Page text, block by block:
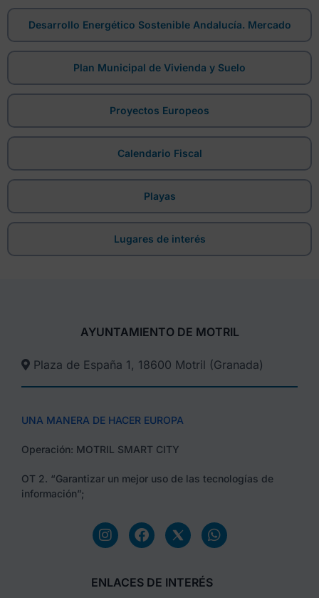
Desarrollo Energético Sostenible Andalucía. Mercado
Plan Municipal de Vivienda y Suelo
Proyectos Europeos
Calendario Fiscal
Playas
Lugares de interés
AYUNTAMIENTO DE MOTRIL
Plaza de España 1, 18600 Motril (Granada)​
UNA MANERA DE HACER EUROPA
Operación: MOTRIL SMART CITY
OT 2. “Garantizar un mejor uso de las tecnologías de
información”;
ENLACES DE INTERÉS